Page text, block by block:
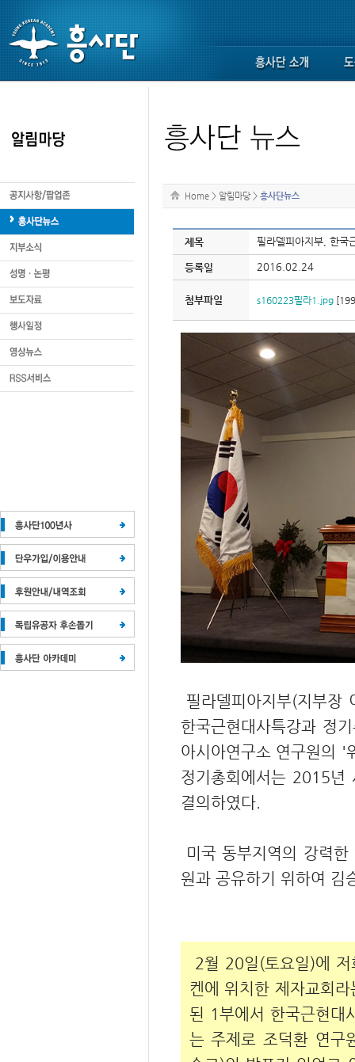
Home > 알림마당 > 흥사단뉴스
제목 필라델피아지부, 한국
등록일 2016.02.24
첨부파일 s160223필라1.jpg
필라델피아지부(지부
한국근현대사특강과 정
아시아연구소 연구원의 '
정기총회에서는 2015년
결의하였다.
미국 동부지역의 강력
원과 공유하기 위하여 김
2월 20일(토요일)에
켄에 위치한 제자교회
된 1부에서 한국근현대
는 주제로 조덕환 연구